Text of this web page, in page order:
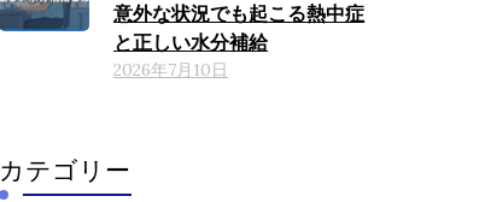
意外な状況でも起こる熱中症
と正しい水分補給
2026年7月10日
カテゴリー